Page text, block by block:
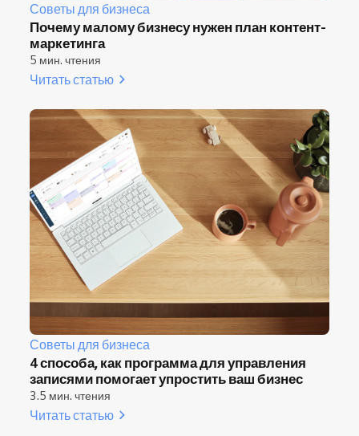
Советы для бизнеса
Почему малому бизнесу нужен план контент-
маркетинга
5 мин. чтения
Читать статью
Советы для бизнеса
4 способа, как программа для управления
записями помогает упростить ваш бизнес
3.5 мин. чтения
Читать статью